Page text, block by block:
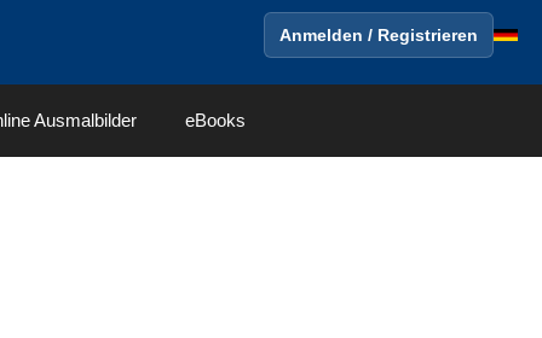
Anmelden / Registrieren
Ausmalbilder eBooks